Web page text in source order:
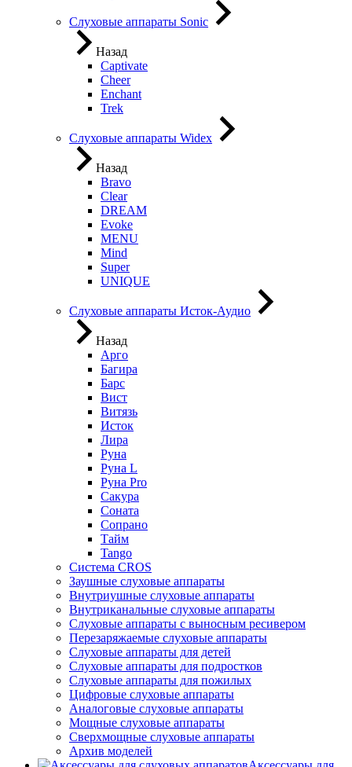
Слуховые аппараты Sonic
Назад
Captivate
Cheer
Enchant
Trek
Слуховые аппараты Widex
Назад
Bravo
Clear
DREAM
Evoke
MENU
Mind
Super
UNIQUE
Слуховые аппараты Исток-Аудио
Назад
Арго
Багира
Барс
Вист
Витязь
Исток
Лира
Руна
Руна L
Руна Pro
Сакура
Соната
Сопрано
Тайм
Tango
Система CROS
Заушные слуховые аппараты
Внутриушные слуховые аппараты
Внутриканальные слуховые аппараты
Слуховые аппараты с выносным ресивером
Перезаряжаемые слуховые аппараты
Слуховые аппараты для детей
Слуховые аппараты для подростков
Слуховые аппараты для пожилых
Цифровые слуховые аппараты
Аналоговые слуховые аппараты
Мощные слуховые аппараты
Сверхмощные слуховые аппараты
Архив моделей